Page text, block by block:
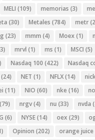
MELI (109) memorias (3)
(30) Metales (784) metr
(23) mmm (4) Moex (1)
mrvl (1) ms (1) MSCI (5)
Nasdaq 100 (422) Nasdaq
(24) NET (1) NFLX(14)
(11) NIO (60) nke (16)
(79) nrgv(4) nu (33) nvda
(6) NYSE(14) oex (29)
Opinion (202) orange juice